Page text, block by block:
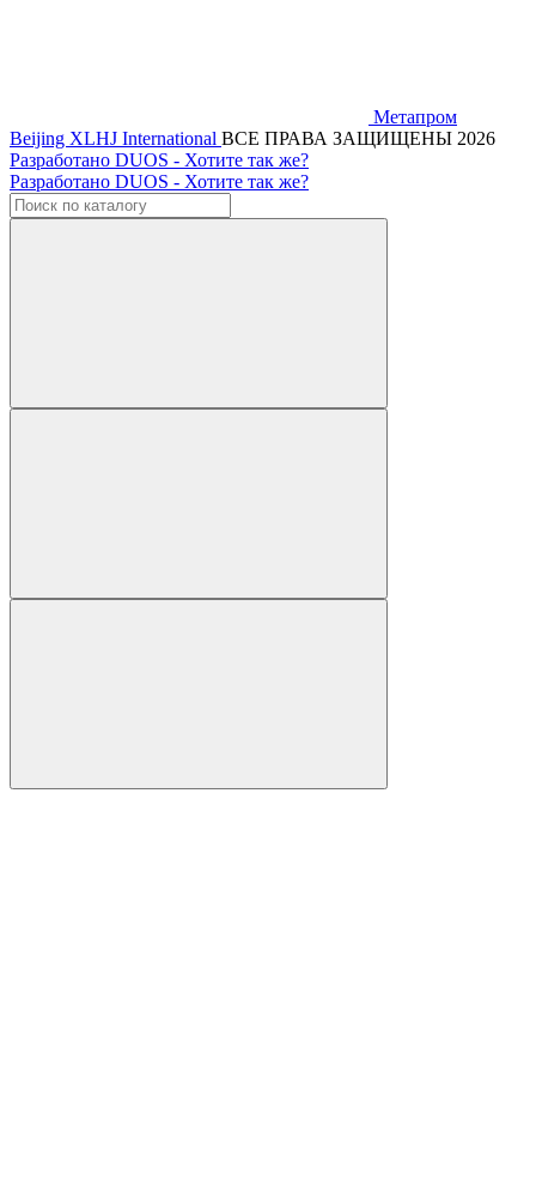
Метапром
Beijing XLHJ International ВСЕ ПРАВА ЗАЩИЩЕНЫ 2026
Разработано DUOS - Хотите так же?
Разработано DUOS - Хотите так же?